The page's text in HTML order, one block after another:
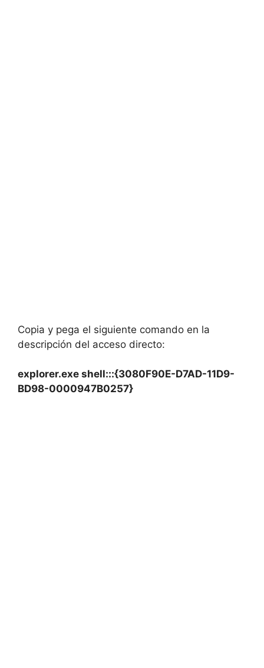
Copia y pega el siguiente comando en la
descripción del acceso directo:
explorer.exe shell:::{3080F90E-D7AD-11D9-
BD98-0000947B0257}